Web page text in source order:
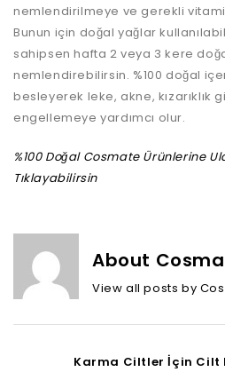
nemlendirilmeye ve gerekli
Bunun için doğal yağlar
sahipsen hafta 2 veya 3 kere
nemlendirebilirsin. %100 doğal
besleyerek leke, akne, kızarıklık
engellemeye yardımcı olur.
%100 Doğal Cosmate Ürünlerine
Tıklayabilirsin
About
View all posts by
Karma Ciltler İçin Cilt